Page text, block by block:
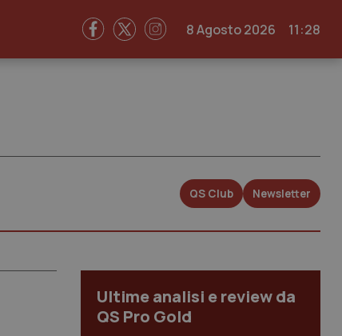
8 Agosto 2026 11:28
QS Club Newsletter
Ultime analisi e review da
QS Pro Gold